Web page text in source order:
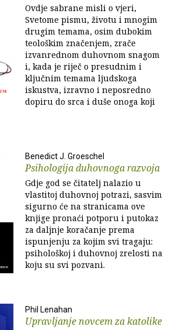
Ovdje sabrane misli o vjeri,
Svetome pismu, životu i mnogim
drugim temama, osim dubokim
teološkim značenjem, zrače
izvanrednom duhovnom snagom
i, kada je riječ o presudnim i
ključnim temama ljudskoga
iskustva, izravno i neposredno
dopiru do srca i duše onoga koji
Benedict J. Groeschel
Psihologija duhovnoga razvoja
Gdje god se čitatelj nalazio u
vlastitoj duhovnoj potrazi, sasvim
sigurno će na stranicama ove
knjige pronaći potporu i putokaz
za daljnje koračanje prema
ispunjenju za kojim svi tragaju:
psihološkoj i duhovnoj zrelosti na
koju su svi pozvani.
Phil Lenahan
Upravljanje novcem za katolike